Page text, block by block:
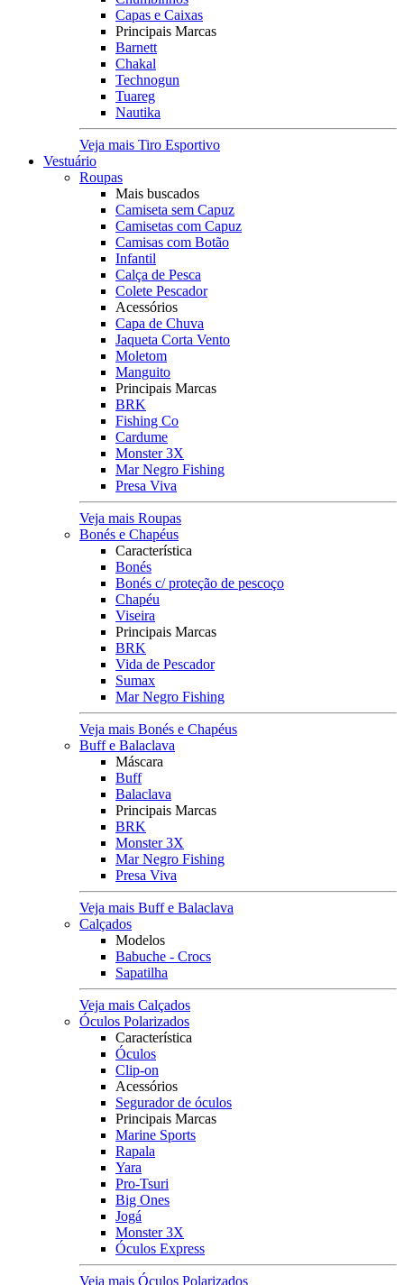
Capas e Caixas
Principais Marcas
Barnett
Chakal
Technogun
Tuareg
Nautika
Veja mais Tiro Esportivo
Vestuário
Roupas
Mais buscados
Camiseta sem Capuz
Camisetas com Capuz
Camisas com Botão
Infantil
Calça de Pesca
Colete Pescador
Acessórios
Capa de Chuva
Jaqueta Corta Vento
Moletom
Manguito
Principais Marcas
BRK
Fishing Co
Cardume
Monster 3X
Mar Negro Fishing
Presa Viva
Veja mais Roupas
Bonés e Chapéus
Característica
Bonés
Bonés c/ proteção de pescoço
Chapéu
Viseira
Principais Marcas
BRK
Vida de Pescador
Sumax
Mar Negro Fishing
Veja mais Bonés e Chapéus
Buff e Balaclava
Máscara
Buff
Balaclava
Principais Marcas
BRK
Monster 3X
Mar Negro Fishing
Presa Viva
Veja mais Buff e Balaclava
Calçados
Modelos
Babuche - Crocs
Sapatilha
Veja mais Calçados
Óculos Polarizados
Característica
Óculos
Clip-on
Acessórios
Segurador de óculos
Principais Marcas
Marine Sports
Rapala
Yara
Pro-Tsuri
Big Ones
Jogá
Monster 3X
Óculos Express
Veja mais Óculos Polarizados